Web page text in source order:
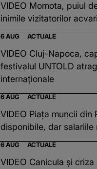
VIDEO Momota, puiul
inimile vizitatorilor
6 AUG ACTUALE
VIDEO Cluj-Napoca,
festivalul UNTOLD
internaționale
6 AUG ACTUALE
VIDEO Piața muncii din
disponibile, dar
6 AUG ACTUALE
VIDEO Canicula și